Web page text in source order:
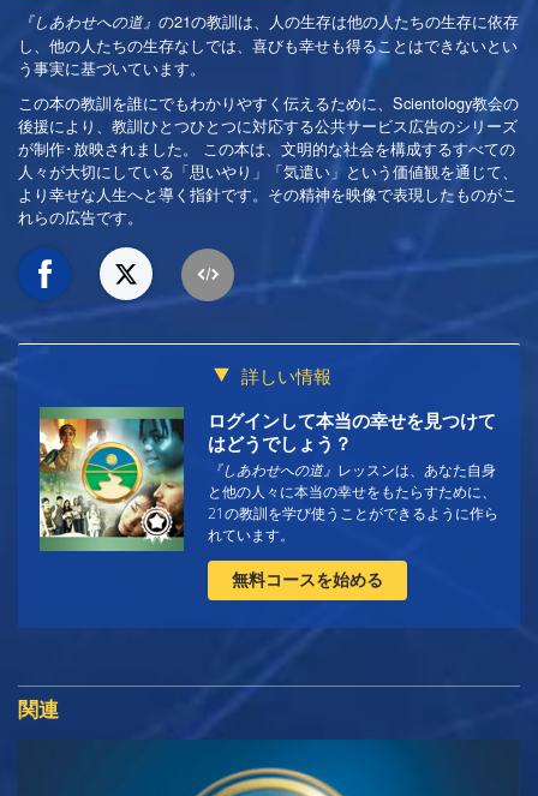
『しあわせへの道』 の21の教訓は、人の生存は他の人たちの生存に依存
し、他の人たちの生存なしでは、喜びも幸せも得ることはできないとい
う事実に基づいています。
この本の教訓を誰にでもわかりやすく伝えるために、Scientology教会の
後援により、教訓ひとつひとつに対応する公共サービス広告のシリーズ
が制作･放映されました。 この本は、文明的な社会を構成するすべての
人々が大切にしている「思いやり」「気遣い」という価値観を通じて、
より幸せな人生へと導く指針です。その精神を映像で表現したものがこ
れらの広告です。
詳しい情報
ログインして本当の幸せを見つけて
はどうでしょう？
『しあわせへの道』 レッスンは、あなた自身
と他の人々に本当の幸せをもたらすために、
21の教訓を学び使うことができるように作ら
れています。
無料コースを始める
関連